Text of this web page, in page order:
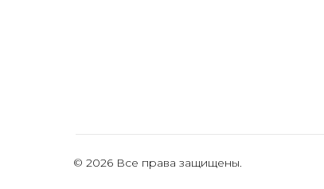
© 2026 Все права защищены.